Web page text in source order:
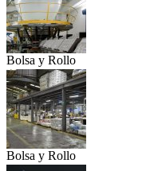
Bolsa y Rollo
P...
Bolsa y Rollo